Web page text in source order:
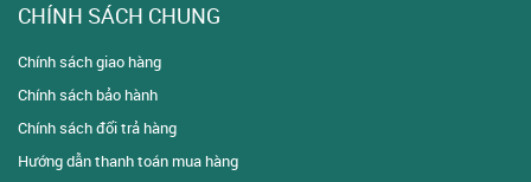
CHÍNH SÁCH CHUNG
Chính sách giao hàng
Chính sách bảo hành
Chính sách đổi trả hàng
Hướng dẫn thanh toán mua hàng